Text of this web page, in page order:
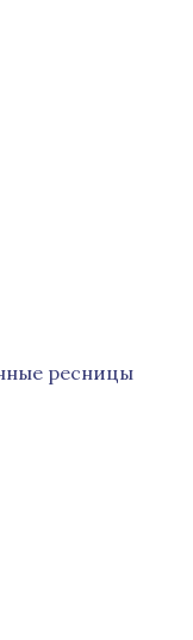
ресницы